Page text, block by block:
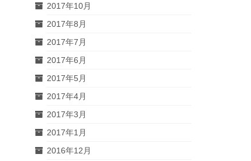
2017年10月
2017年8月
2017年7月
2017年6月
2017年5月
2017年4月
2017年3月
2017年1月
2016年12月